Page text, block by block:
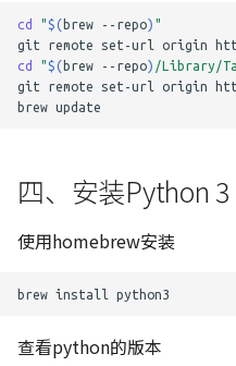
cd "$( brew --repo) "
git
remote set-url
origin
cd
"$( brew --repo) /Library/
git
remote set-url origin
brew
四、安装Python 3
使用homebrew安装
brew install
查看python的版本